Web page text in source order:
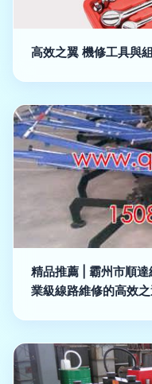
高效之翼 機修工具與
精品推薦 | 霸州市順
業級線路維修的高效